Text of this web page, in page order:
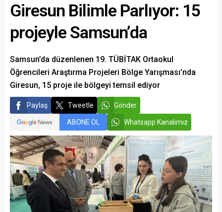
Giresun Bilimle Parlıyor: 15
projeyle Samsun’da
Samsun’da düzenlenen 19. TÜBİTAK Ortaokul
Öğrencileri Araştırma Projeleri Bölge Yarışması’nda
Giresun, 15 proje ile bölgeyi temsil ediyor
Paylaş Tweetle Gönder
ABONE OL Whatsapp Kanalımız